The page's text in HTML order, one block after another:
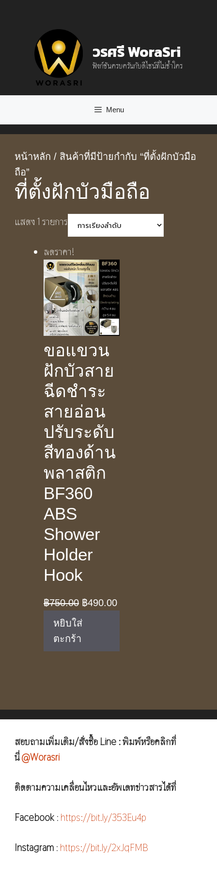
วรศรี WoraSri
ฟังก์ชันครบครันกับดีไซน์ที่ไม่ซ้ำใคร
Menu
หน้าหลัก / สินค้าที่มีป้ายกำกับ “ที่ตั้งฝักบัวมือ
ถือ”
ที่ตั้งฝักบัวมือถือ
แสดง 1 รายการ
ลดราคา!
ขอแขวน
ฝักบัวสาย
ฉีดชำระ
สายอ่อน
ปรับระดับ
สีทองด้าน
พลาสติก
BF360
ABS
Shower
Holder
Hook
฿750.00 Original
price
฿750.00.
฿490.00Current
฿490.00.
หยิบใส่
ตะกร้า
สอบถามเพิ่มเติม/สั่งซื้อ Line : พิมพ์หรือคลิกที่
นี่@Worasri
ติดตามความเคลื่อนไหวและอัพเดทข่าวสารได้ที่
Facebook : https://bit.ly/353Eu4p
Instagram : https://bit.ly/2xJqFMB